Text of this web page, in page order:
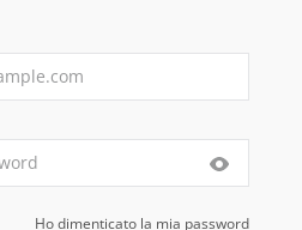
Ho dimenticato la mia password